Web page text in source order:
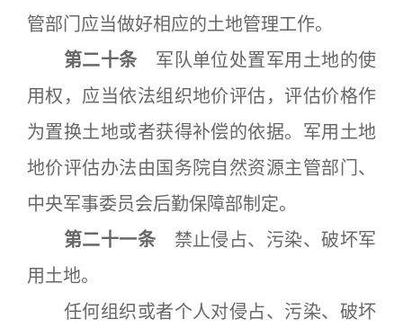
管部门应当做好相应的土地管理工作。
第二十条 军队单位处置军用土地的使
用权，应当依法组织地价评估，评估价格作
为置换土地或者获得补偿的依据。军用土地
地价评估办法由国务院自然资源主管部门、
中央军事委员会后勤保障部制定。
第二十一条 禁止侵占、污染、破坏军
用土地。
任何组织或者个人对侵占、污染、破坏